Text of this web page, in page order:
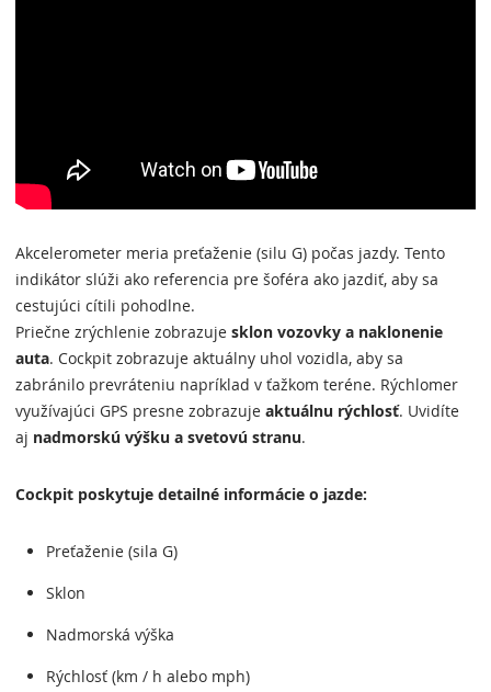
Akcelerometer meria preťaženie (silu G) počas jazdy. Tento
indikátor slúži ako referencia pre šoféra ako jazdiť, aby sa
cestujúci cítili pohodlne.
Priečne zrýchlenie zobrazuje sklon vozovky a naklonenie
auta. Cockpit zobrazuje aktuálny uhol vozidla, aby sa
zabránilo prevráteniu napríklad v ťažkom teréne. Rýchlomer
využívajúci GPS presne zobrazuje aktuálnu rýchlosť. Uvidíte
aj nadmorskú výšku a svetovú stranu.
Cockpit poskytuje detailné informácie o jazde:
Preťaženie (sila G)
Sklon
Nadmorská výška
Rýchlosť (km / h alebo mph)